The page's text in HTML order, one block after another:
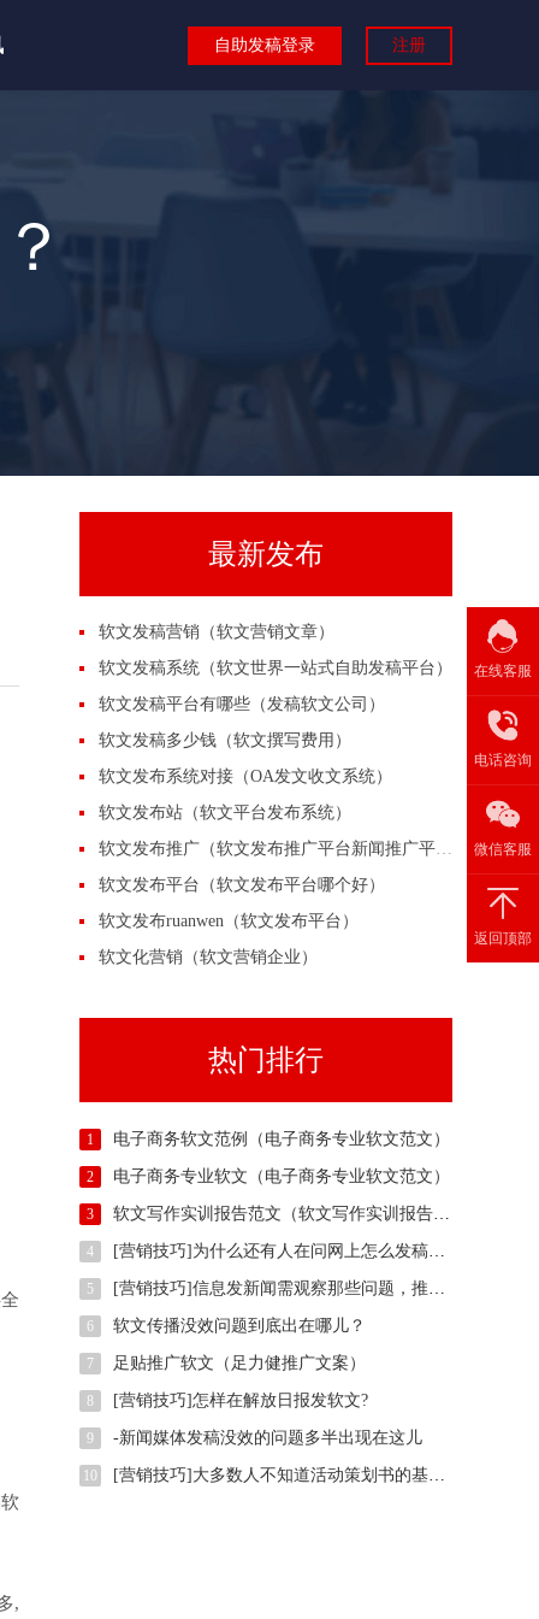
自助发稿登录 注册
,
最新发布
软文发稿营销（软文营销文章）
软文发稿系统（软文世界一站式自助发稿平台）
软文发稿平台有哪些（发稿软文公司）
软文发稿多少钱（软文撰写费用）
软文发布系统对接（OA发文收文系统）
软文发布站（软文平台发布系统）
软文发布推广（软文发布推广平台新闻推广平台）
软文发布平台（软文发布平台哪个好）
软文发布ruanwen（软文发布平台）
软文化营销（软文营销企业）
热门排行
1 电子商务软文范例（电子商务专业软文范文）
2 电子商务专业软文（电子商务专业软文范文）
3 软文写作实训报告范文（软文写作实训报告范例）
4 [营销技巧]为什么还有人在问网上怎么发稿？用智慧软文
5 [营销技巧]信息发新闻需观察那些问题，推广方法有那些？
6 软文传播没效问题到底出在哪儿？
7 足贴推广软文（足力健推广文案）
8 [营销技巧]怎样在解放日报发软文?
9 -新闻媒体发稿没效的问题多半出现在这儿
10 [营销技巧]大多数人不知道活动策划书的基本样式是什么,我们一起了解下
在线客服
电话咨询
微信客服
返回顶部